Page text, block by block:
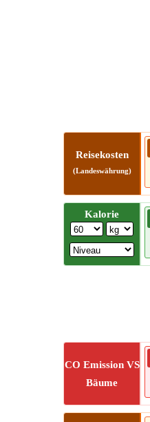
Reisekosten
(Landeswährung)
Kalorie
CO Emission VS
Bäume